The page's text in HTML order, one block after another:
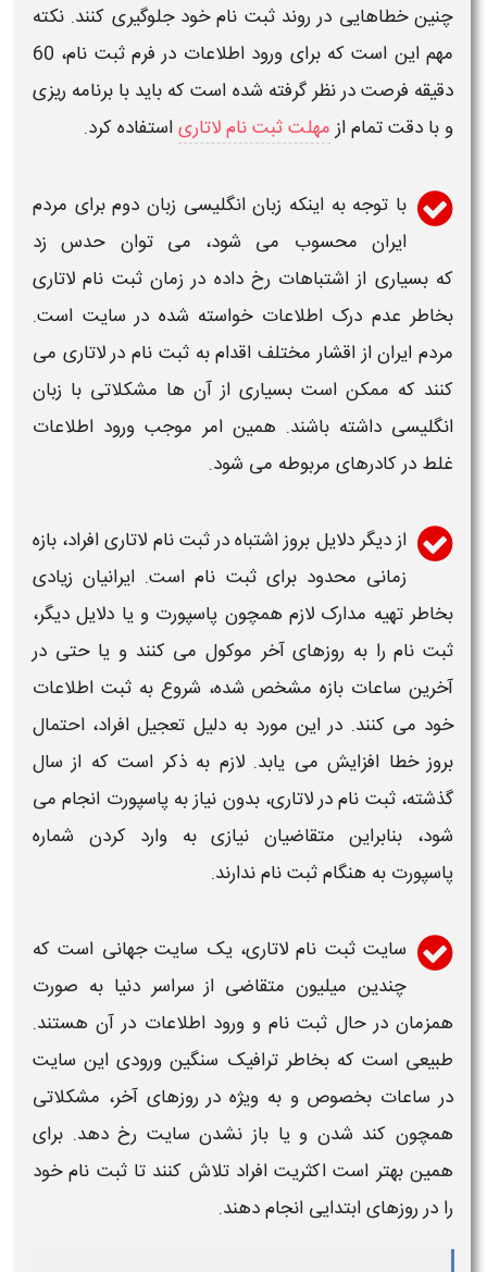
چنینخطاهایی در روندثبت نامخود جلوگیری کنند. نکته
مهم این است که برای وروداطلاعات در فرمثبت نام، 60
دقیقه فرصت در نظر گرفته شده است که باید با برنامه ریزی
و با دقت تمام ازمهلت ثبت نام لاتاریاستفاده کرد.
با توجه به اینکه زبان انگلیسی زبان دوم برای مردم
ایران محسوب می شود، می توان حدس زد
که بسیاری از اشتباهات رخ داده در زمان ثبت نام لاتاری​
بخاطر عدم درک اطلاعات خواسته شده در سایت است.
مردم ایران از اقشار مختلف اقدام بهثبت نامدرلاتاری می
کنند که ممکن است بسیاری از آن ها مشکلاتی با زبان
انگلیسی داشته باشند. همین امر موجب ورود اطلاعات
غلط در کادرهای مربوطه می شود.
از دیگر دلایل بروزاشتباه در ثبت نام لاتاریافراد، بازه
زمانی محدود برای ثبت نام است. ایرانیان زیادی
بخاطر تهیه مدارک لازم همچون پاسپورت و یا دلایل دیگر،
ثبت نامرا به روزهای آخر موکول می کنند و یا حتی در
آخرین ساعات بازه مشخص شده، شروع به ثبت اطلاعات
خود می کنند. در این مورد به دلیل تعجیل افراد، احتمال
بروزخطا افزایش می یابد. لازم به ذکر است که از سال
گذشته،ثبت نام در لاتاری، بدون نیاز به پاسپورت انجام می
شود، بنابراین متقاضیان نیازی به وارد کردن شماره
پاسپورت به هنگامثبت نامندارند.
سایتثبت نام لاتاری، یک سایت جهانی است که
چندین میلیون متقاضی از سراسر دنیا به صورت
همزمان در حال ثبت نام و ورود اطلاعات در آن هستند.
طبیعی است که بخاطر ترافیک سنگین ورودی این سایت
در ساعات بخصوص و به ویژه در روزهای آخر، مشکلاتی
همچون کند شدن و یا باز نشدن سایت رخ دهد. برای
همین بهتر است اکثریت افراد تلاش کنند تاثبت نامخود
را در روزهای ابتدایی انجام دهند.